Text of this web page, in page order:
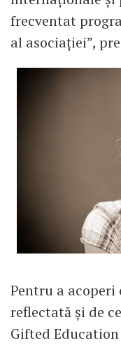
frecventat
al asociației”,
Pentru a acoperi
reflectată și de
Gifted